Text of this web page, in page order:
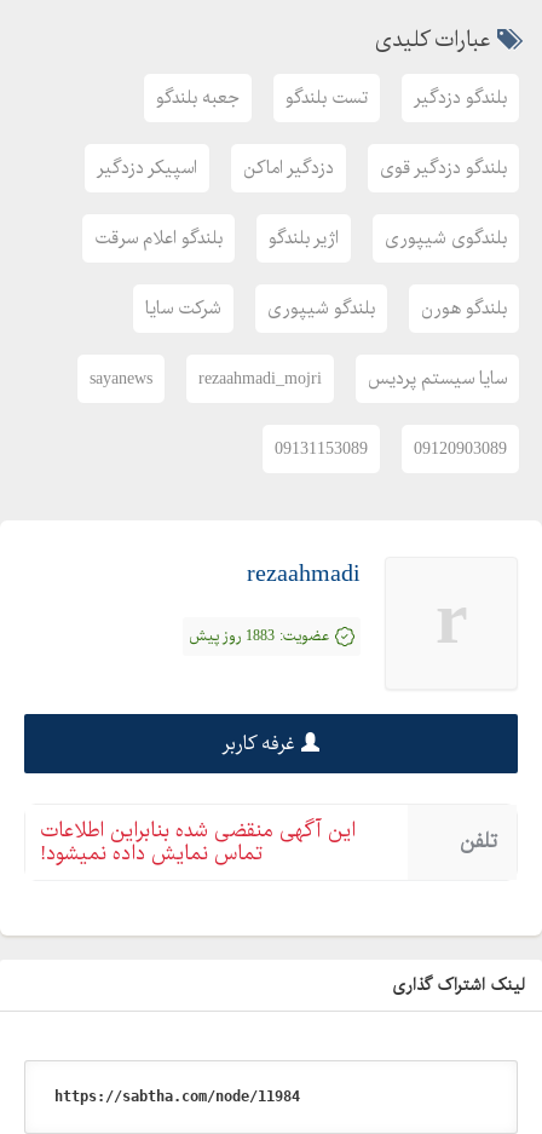
عبارات کلیدی
بلندگو دزدگیر تست بلندگو جعبه بلندگو
بلندگو دزدگیر قوی دزدگیر اماکن اسپیکر دزدگیر
بلندگوی شیپوری اژیر بلندگو بلندگو اعلام سرقت
بلندگو هورن بلندگو شیپوری شرکت سایا
سایا سیستم پردیس rezaahmadi_mojri
sayanews
09120903089
09131153089
r
rezaahmadi
عضویت: 1883 روز پیش
غرفه کاربر
تلفن این آگهی منقضی شده بنابراین اطلاعات
تماس نمایش داده نمیشود!
لینک اشتراک گذاری